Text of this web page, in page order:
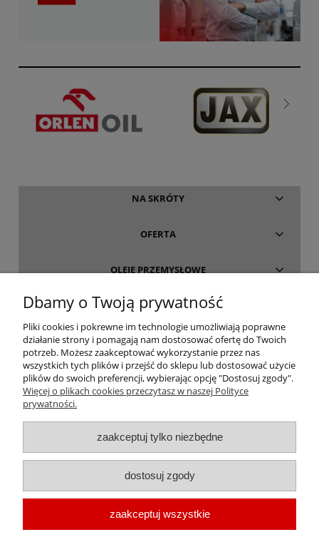
NA SKRÓTY
OFERTA
OLEJE PRZEMYSŁOWE
INFORMACJE
O FIRMIE
| Platforma zakupowa środków smarnych firmy ALVESTA |
Oleje przemysłowe | Smary dla przemysłu spożywczego | Olej do sprężarek
prowadnic | Smar Fuchs | Smar Shell | Oleje Eni AGIP | Smar JAX
Dbamy o Twoją prywatność
Pliki cookies i pokrewne im technologie umożliwiają poprawne
działanie strony i pomagają nam dostosować ofertę do Twoich
potrzeb. Możesz zaakceptować wykorzystanie przez nas
wszystkich tych plików i przejść do sklepu lub dostosować użycie
plików do swoich preferencji, wybierając opcję "Dostosuj zgody".
Więcej o plikach cookies przeczytasz w naszej Polityce
prywatności.
zaakceptuj tylko niezbędne
dostosuj zgody
zaakceptuj wszystkie